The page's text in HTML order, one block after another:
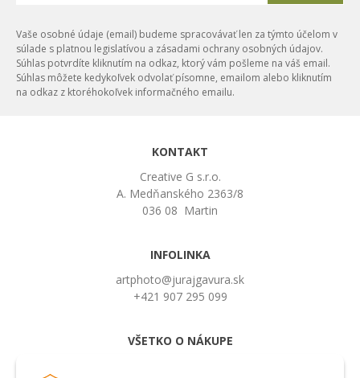
Vaše osobné údaje (email) budeme spracovávať len za týmto účelom v
súlade s platnou legislatívou a zásadami ochrany osobných údajov.
Súhlas potvrdíte kliknutím na odkaz, ktorý vám pošleme na váš email.
Súhlas môžete kedykoľvek odvolať písomne, emailom alebo kliknutím
na odkaz z ktoréhokoľvek informačného emailu.
KONTAKT
Creative G s.r.o.
A. Medňanského 2363/8
036 08 Martin
INFOLINKA
artphoto@jurajgavura.sk
+421 907 295 099
VŠETKO O NÁKUPE